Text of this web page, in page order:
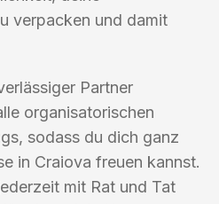
verpacken und damit
Partner
organisatorischen
sodass du dich ganz
in Craiova freuen kannst.
mit Rat und Tat